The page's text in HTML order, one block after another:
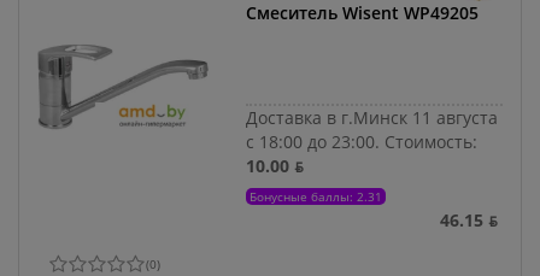
Смеситель Wisent WP49205
Доставка в г.Минск 11 августа
с 18:00 до 23:00. Стоимость:
10.00 ƃ
Бонусные баллы: 2.31
46.15 ƃ
(0)